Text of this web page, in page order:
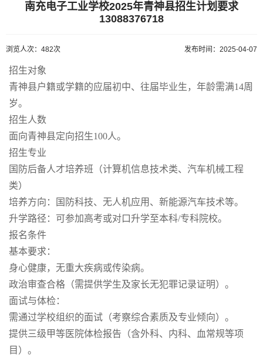
南充电子工业学校2025年青神县招生计划要求
13088376718
浏览人次：482次 发布时间：2025-04-07
招生对象
青神县户籍或学籍的应届初中、往届毕业生，年龄需满14周
岁。
招生人数
面向青神县定向招生100人。
招生专业
国防后备人才培养班（计算机信息技术类、汽车机械工程
类）
培养方向：国防科技、无人机应用、新能源汽车技术等。
升学路径：可参加高考或对口升学至本科/专科院校。
报名条件
基本要求：
身心健康，无重大疾病或传染病。
政治审查合格（需提供学生及家长无犯罪记录证明）。
面试与体检：
需通过学校组织的面试（考察综合素质及专业倾向）。
提供三级甲等医院体检报告（含外科、内科、血常规等项
目）。